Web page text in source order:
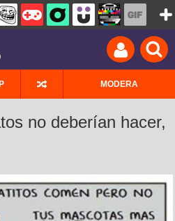
MODERA
no deberían hacer,